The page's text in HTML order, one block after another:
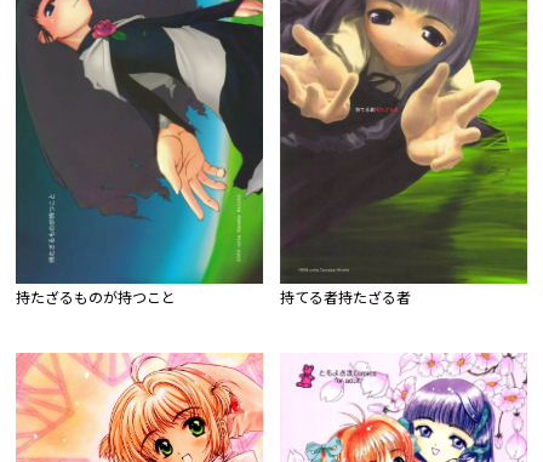
持たざるものが持つこと 持てる者持たざる者